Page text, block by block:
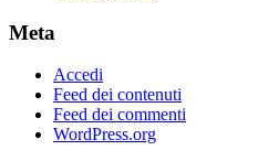
Meta
Accedi
Feed dei contenuti
Feed dei commenti
WordPress.org